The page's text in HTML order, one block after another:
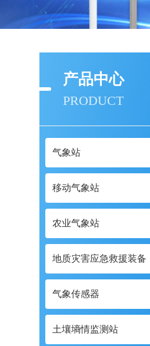
产品中心
PRODUCT
气象站
移动气象站
农业气象站
地质灾害应急救援装备
气象传感器
土壤墒情监测站